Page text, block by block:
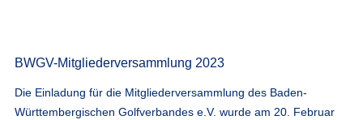
BWGV-Mitgliederversammlung 2023
Die Einladung für die Mitgliederversammlung des Baden-
Württembergischen Golfverbandes e.V. wurde am 20. Februar